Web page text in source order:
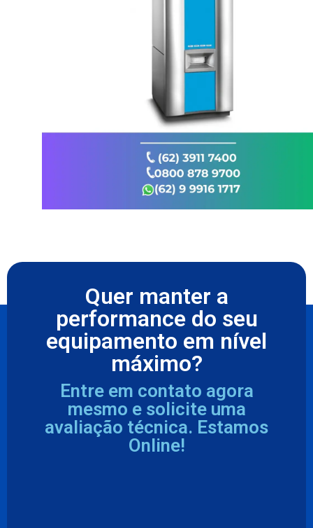
Quer manter a
performance do seu
equipamento em nível
máximo?
Entre em contato agora
mesmo e solicite uma
avaliação técnica. Estamos
Online!